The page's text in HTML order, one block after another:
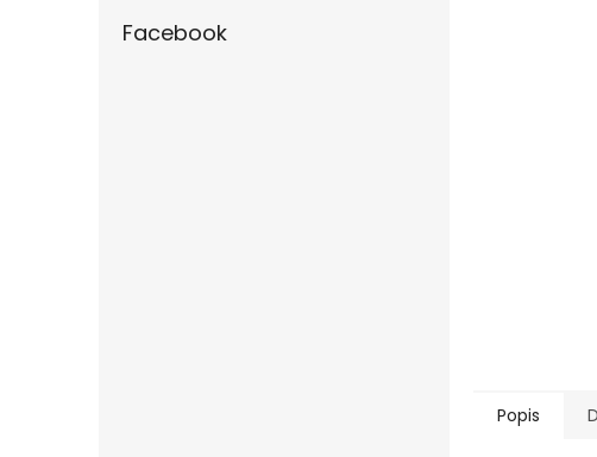
Facebook
Popis